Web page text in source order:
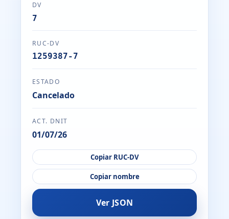
DV
7
RUC-DV
1259387-7
ESTADO
Cancelado
ACT. DNIT
01/07/26
Copiar RUC-DV
Copiar nombre
Ver JSON